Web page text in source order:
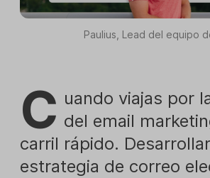
Paulius, Lead del equipo
C uando viajas por
del email
carril rápido.
estrategia de correo